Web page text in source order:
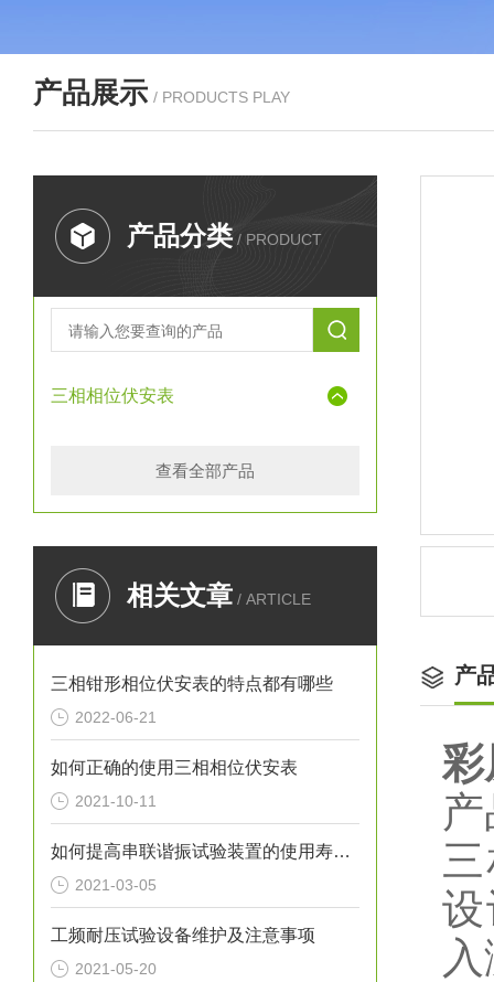
产品展示 / PRODUCTS PLAY
产品分类 / PRODUCT
三相相位伏安表
查看全部产品
相关文章 / ARTICLE
三相钳形相位伏安表的特点都有哪些
2022-06-21
如何正确的使用三相相位伏安表
2021-10-11
如何提高串联谐振试验装置的使用寿命？
2021-03-05
工频耐压试验设备维护及注意事项
2021-05-20
产
彩